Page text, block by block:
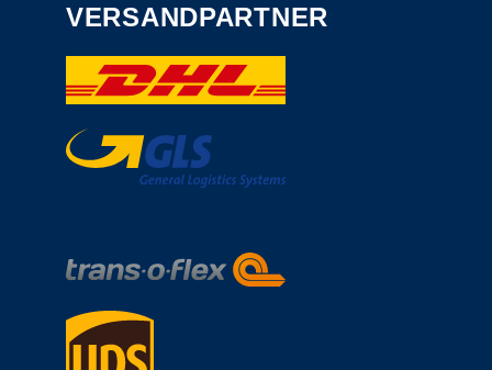
VERSANDPARTNER